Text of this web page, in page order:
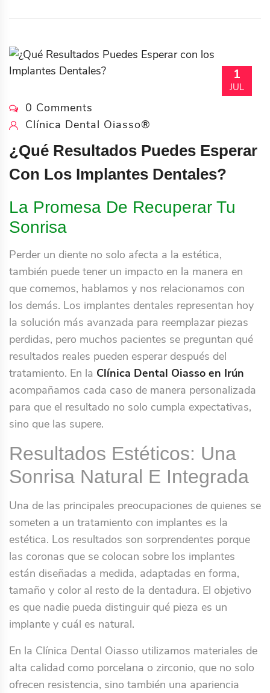
1
JUL
0 Comments
Clínica Dental Oiasso®
¿Qué Resultados Puedes Esperar
Con Los Implantes Dentales?
La Promesa De Recuperar Tu
Sonrisa
Perder un diente no solo afecta a la estética,
también puede tener un impacto en la manera en
que comemos, hablamos y nos relacionamos con
los demás. Los implantes dentales representan hoy
la solución más avanzada para reemplazar piezas
perdidas, pero muchos pacientes se preguntan qué
resultados reales pueden esperar después del
tratamiento. En la Clínica Dental Oiasso en Irún
acompañamos cada caso de manera personalizada
para que el resultado no solo cumpla expectativas,
sino que las supere.
Resultados Estéticos: Una
Sonrisa Natural E Integrada
Una de las principales preocupaciones de quienes se
someten a un tratamiento con implantes es la
estética. Los resultados son sorprendentes porque
las coronas que se colocan sobre los implantes
están diseñadas a medida, adaptadas en forma,
tamaño y color al resto de la dentadura. El objetivo
es que nadie pueda distinguir qué pieza es un
implante y cuál es natural.
En la Clínica Dental Oiasso utilizamos materiales de
alta calidad como porcelana o zirconio, que no solo
ofrecen resistencia, sino también una apariencia